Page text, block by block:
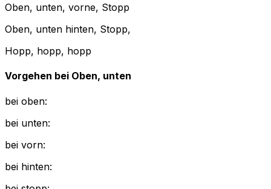
Oben, unten, vorne, Stopp
Oben, unten hinten, Stopp,
Hopp, hopp, hopp
Vorgehen bei Oben, unten
bei oben:
bei unten:
bei vorn:
bei hinten: